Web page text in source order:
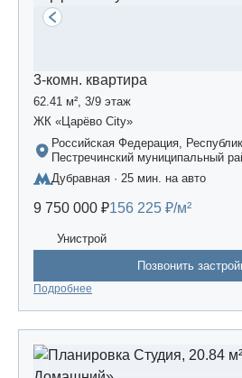
3-комн. квартира
62.41 м², 3/9 этаж
ЖК «Царёво City»
Российская Федерация,
Пестречинский муниципальный
сельское поселение, жилой
Царево-2», дом 3
Дубравная · 25 мин. на авто
9 750 000 ₽156 225 ₽/м²
Унистрой
Позвонить
Подробнее